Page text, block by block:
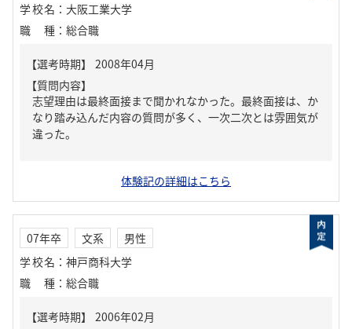
学校名 ： 大阪工業大学
職種 ： 総合職
【質問内容】
志望理由は最終面接まで聞かれなかった。最終面接は、か
なり踏み込んだ内容の質問が多く、一次二次とは雰囲気が
違った。
体験記の詳細はこちら
07年卒 文系
男性
学校名 ： 神戸商科大学
職種 ： 総合職